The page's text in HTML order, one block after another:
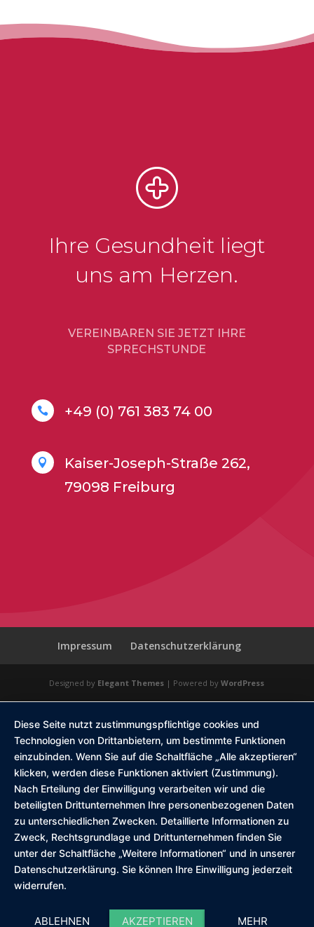
Ihre Gesundheit liegt
uns am Herzen.
VEREINBAREN SIE JETZT IHRE
SPRECHSTUNDE
 +49 (0) 761 383 74 00

Kaiser-Joseph-Straße 262,
79098 Freiburg
Impressum Datenschutzerklärung
Designed by Elegant Themes | Powered byWordPress
Diese Seite nutzt zustimmungspflichtige cookies und
Technologien von Drittanbietern, um bestimmte Funktionen
einzubinden. Wenn Sie auf die Schaltfläche „Alle akzeptieren“
klicken, werden diese Funktionen aktiviert (Zustimmung).
Nach Erteilung der Einwilligung verarbeiten wir und die
beteiligten Drittunternehmen Ihre personenbezogenen Daten
zu unterschiedlichen Zwecken. Detaillierte Informationen zu
Zweck, Rechtsgrundlage und Drittunternehmen finden Sie
unter der Schaltfläche „Weitere Informationen“ und in unserer
Datenschutzerklärung. Sie können Ihre Einwilligung jederzeit
widerrufen.
ABLEHNEN AKZEPTIEREN MEHR